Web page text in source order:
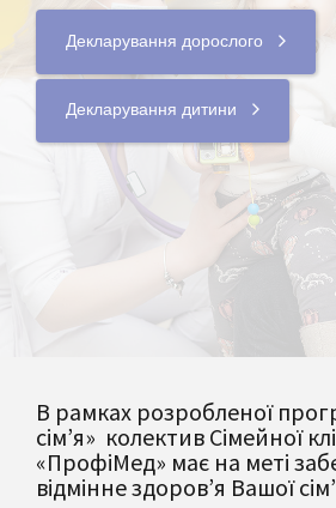
Декларування дорослого
Декларування дитини
В рамках розробленої
сім’я» колектив Сімейної
«ПрофіМед» має на меті
відмінне здоров’я Вашої